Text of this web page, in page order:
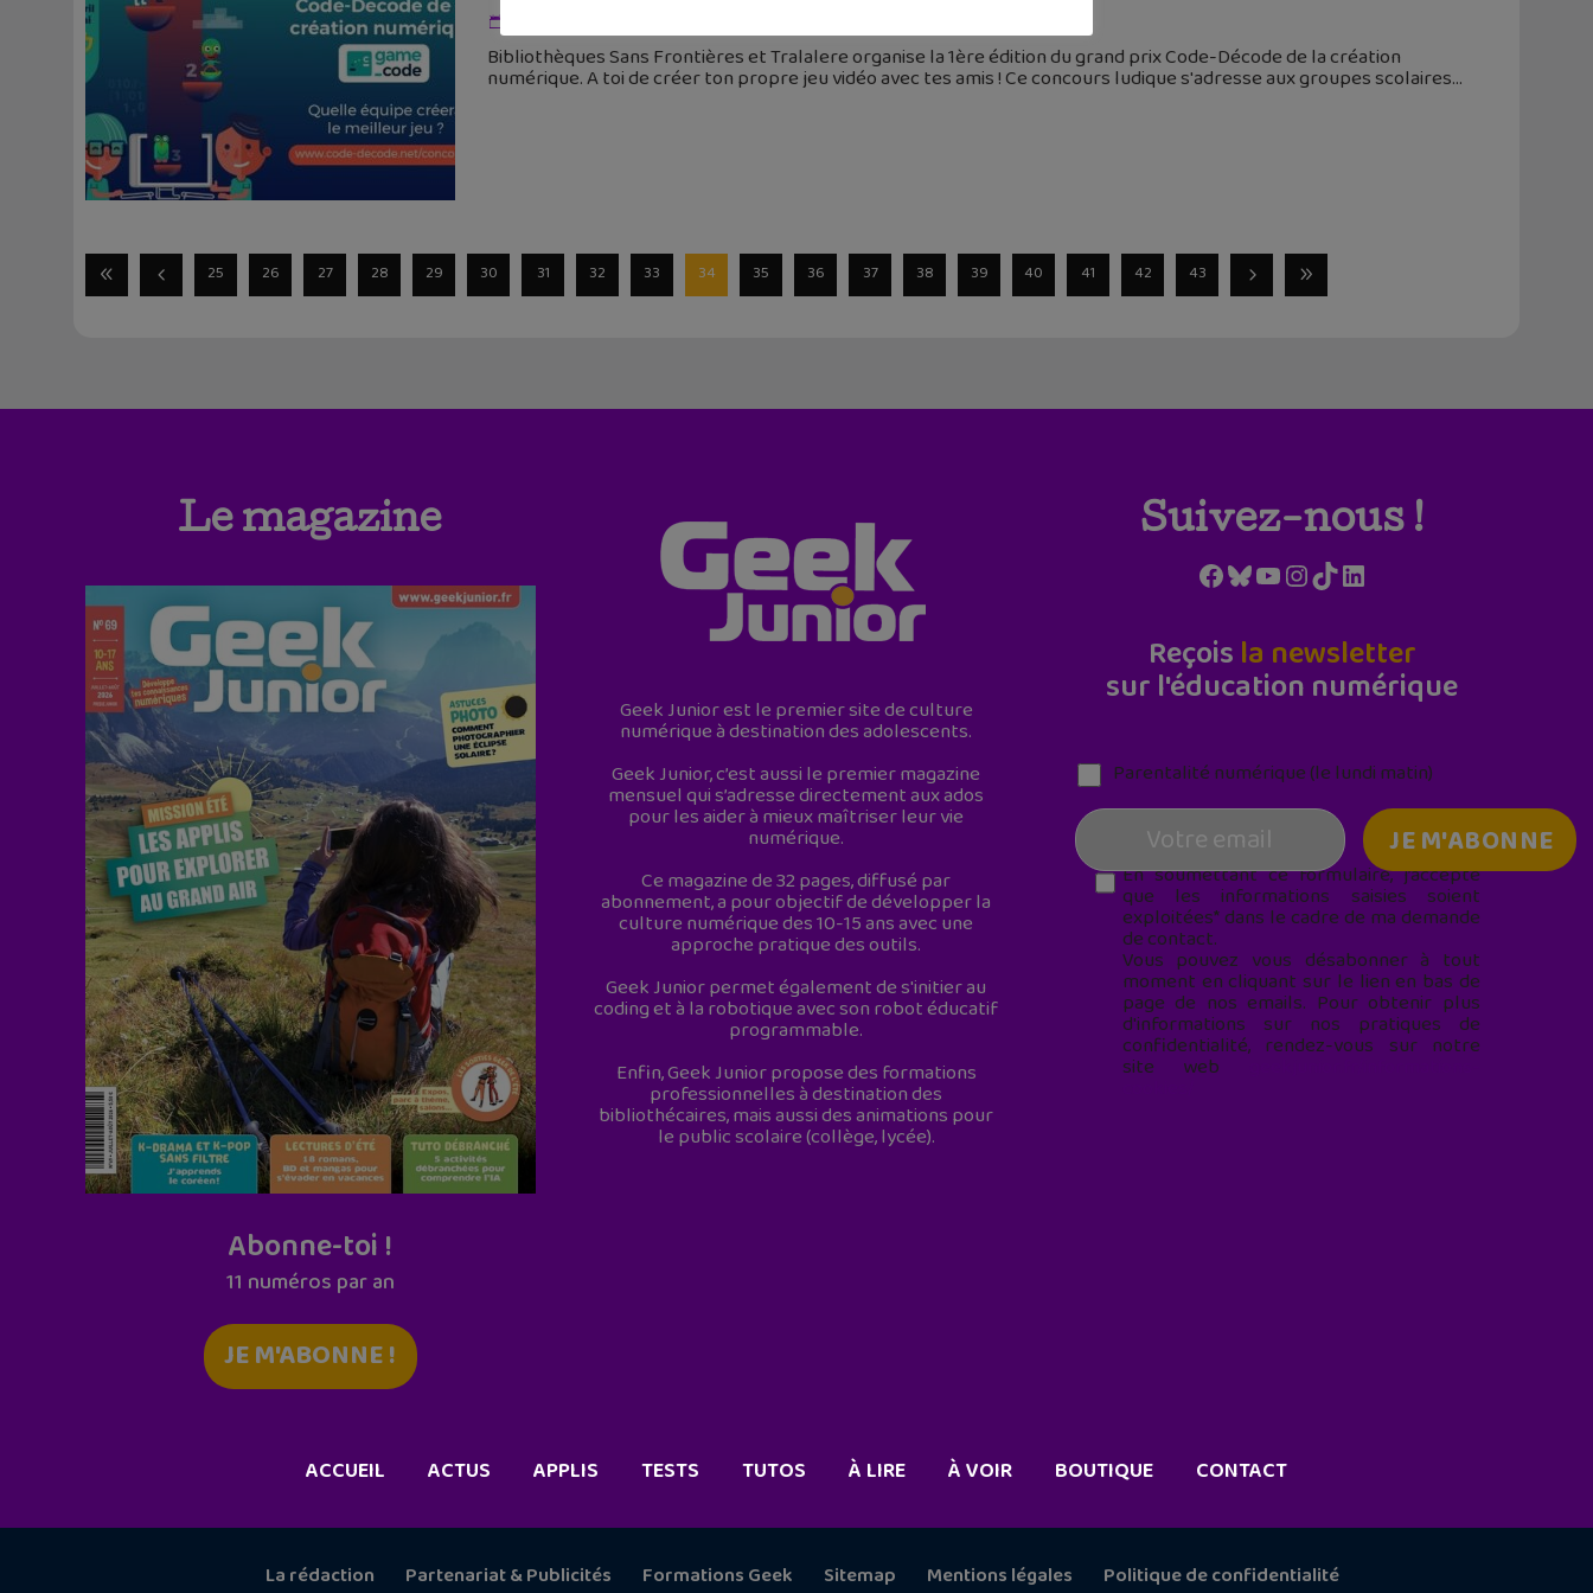
Bibliothèques Sans Frontières et Tralalere organise la 1ère édition du grand prix Code-Décode de la création
numérique. A toi de créer ton propre jeu vidéo avec tes amis ! Ce concours ludique s'adresse aux groupes scolaires
25 26 27 28 29 30 31 32 33 34 35 36 37 38 39 40 41 42 43
Le magazine
Abonne-toi !
11 numéros par an
JE M'ABONNE !
Geek Junior est le premier site de culture
numérique à destination des adolescents.
Geek Junior, c’est aussi le premier magazine
mensuel qui s’adresse directement aux ados
pour les aider à mieux maîtriser leur vie
numérique.
Ce magazine de 32 pages, diffusé par
abonnement, a pour objectif de développer la
culture numérique des 10-15 ans avec une
approche pratique des outils.
Geek Junior permet également de s'initier au
coding et à la robotique avec son robot éducatif
programmable.
Enfin, Geek Junior propose des formations
professionnelles à destination des
bibliothécaires, mais aussi des animations pour
le public scolaire (collège, lycée).
Suivez-nous !
Facebook
Bluesky
YouTube
Instagram
TikTokLinkedIn
Reçois la newsletter
sur l'éducation numérique
Parentalité numérique (le lundi matin)
En soumettant ce formulaire, j’accepte
que les informations saisies soient
exploitées* dans le cadre de ma demande
de contact.
Vous pouvez vous désabonner à tout
moment en cliquant sur le lien en bas de
page de nos emails. Pour obtenir plus
d'informations sur nos pratiques de
confidentialité, rendez-vous sur notre
site web
ACCUEIL ACTUS APPLIS TESTS TUTOS À LIRE À VOIR BOUTIQUE CONTACT
La rédaction Partenariat & Publicités Formations Geek Sitemap Mentions légales Politique de confidentialité